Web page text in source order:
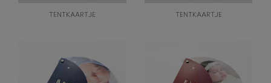
TENTKAARTJE TENTKAARTJE